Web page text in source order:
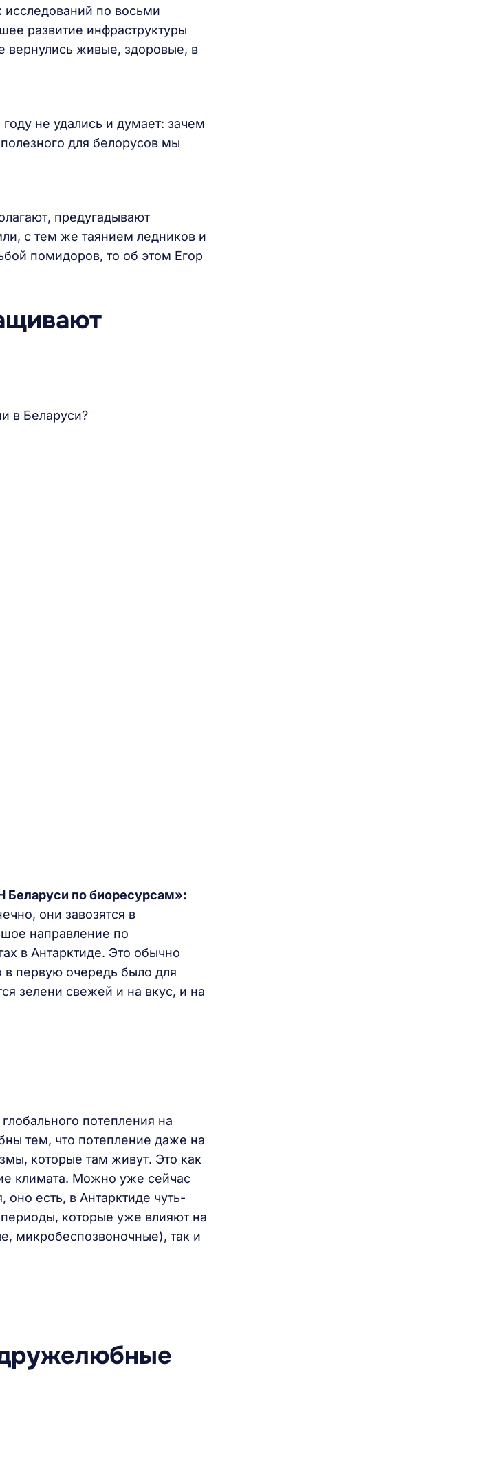
по восьми
развитие инфраструктуры
вернулись живые, здоровые, в
не удались и думает: зачем
для белорусов мы
предугадывают
с тем же таянием ледников и
помидоров, то об этом Егор
в Беларуси?
Беларуси по биоресурсам»:
они завозятся в
направление по
в Антарктиде. Это обычно
в первую очередь было для
зелени свежей и на вкус, и на
потепления на
тем, что потепление даже на
которые там живут. Это как
климата. Можно уже сейчас
оно есть, в Антарктиде чуть-
которые уже влияют на
микробеспозвоночные), так и